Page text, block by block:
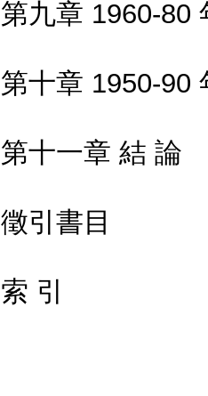
第九章 1960-80
第十章 1950-90
第十一章 結 論
徵引書目
索 引